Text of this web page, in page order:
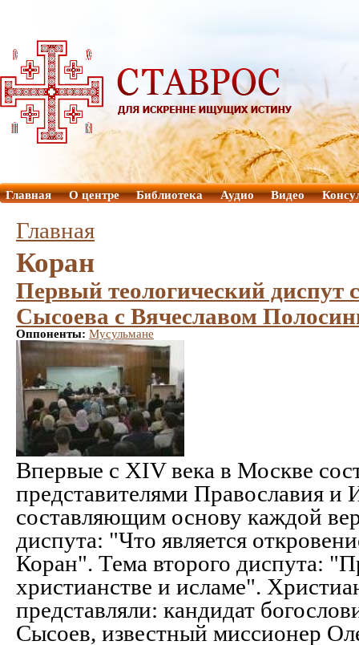
Главная О центре Библиотека Аудио Видео
Главная
Коран
Первый теологический
Сысоева с Вячеславом
Оппоненты: Мусульмане
Впервые с XIV века в Москве
представителями Православия и
составляющим основу каждой
диспута: "Что является
Коран". Тема второго диспута:
христианстве и исламе".
представляли: кандидат
Сысоев, известный миссионер